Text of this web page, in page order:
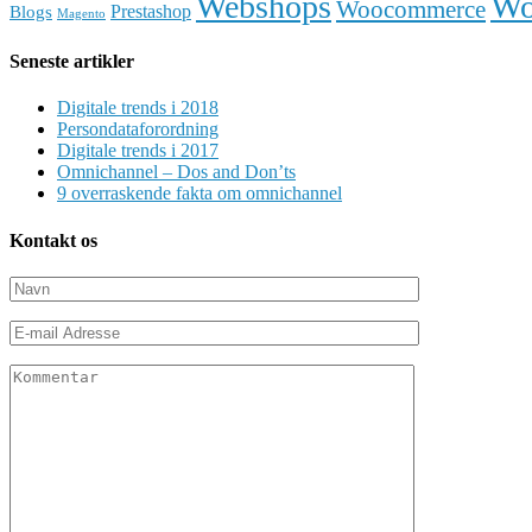
Blogs Magento Prestashop Woocommerce
Seneste artikler
Digitale trends i 2018
Persondataforordning
Digitale trends i 2017
Omnichannel – Dos and Don’ts
9 overraskende fakta om omnichannel
Kontakt os